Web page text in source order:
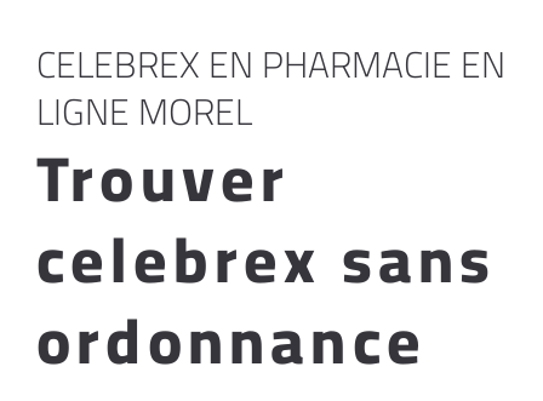
CELEBREX EN PHARMACIE EN
LIGNE MOREL
Trouver
celebrex sans
ordonnance